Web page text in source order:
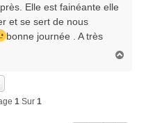
Elle est fainéante elle
et se sert de nous
bonne journée . A très
1Sur 1